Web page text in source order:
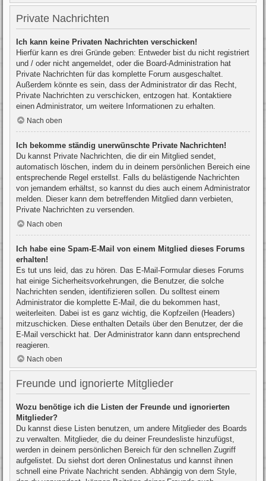
Private Nachrichten
Ich kann keine Privaten Nachrichten verschicken!
Hierfür kann es drei Gründe geben: Entweder bist du nicht registriert
und / oder nicht angemeldet, oder die Board-Administration hat
Private Nachrichten für das komplette Forum ausgeschaltet.
Außerdem könnte es sein, dass der Administrator dir das Recht,
Private Nachrichten zu verschicken, entzogen hat. Kontaktiere
einen Administrator, um weitere Informationen zu erhalten.
Nach oben
Ich bekomme ständig unerwünschte Private Nachrichten!
Du kannst Private Nachrichten, die dir ein Mitglied sendet,
automatisch löschen, indem du in deinem persönlichen Bereich eine
entsprechende Regel erstellst. Falls du belästigende Nachrichten
von jemandem erhältst, so kannst du dies auch einem Administrator
melden. Dieser kann dem betreffenden Mitglied dann verbieten,
Private Nachrichten zu versenden.
Nach oben
Ich habe eine Spam-E-Mail von einem Mitglied dieses Forums
erhalten!
Es tut uns leid, das zu hören. Das E-Mail-Formular dieses Forums
hat einige Sicherheitsvorkehrungen, die Benutzer, die solche
Nachrichten senden, identifizieren sollen. Du solltest einem
Administrator die komplette E-Mail, die du bekommen hast,
weiterleiten. Dabei ist es ganz wichtig, die Kopfzeilen (Headers)
mitzuschicken. Diese enthalten Details über den Benutzer, der die
E-Mail verschickt hat. Der Administrator kann dann entsprechend
reagieren.
Nach oben
Freunde und ignorierte Mitglieder
Wozu benötige ich die Listen der Freunde und ignorierten
Mitglieder?
Du kannst diese Listen benutzen, um andere Mitglieder des Boards
zu verwalten. Mitglieder, die du deiner Freundesliste hinzufügst,
werden in deinem persönlichen Bereich für den schnellen Zugriff
aufgelistet. Du siehst dort deren Onlinestatus und kannst ihnen
schnell eine Private Nachricht senden. Abhängig von dem Style,